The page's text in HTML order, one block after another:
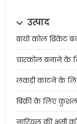
उत्पाद
बायो कोल ब्रिकेट
चारकोल बनाने के
लकड़ी काटने के
बिक्री के लिए
नारियल की भूसी